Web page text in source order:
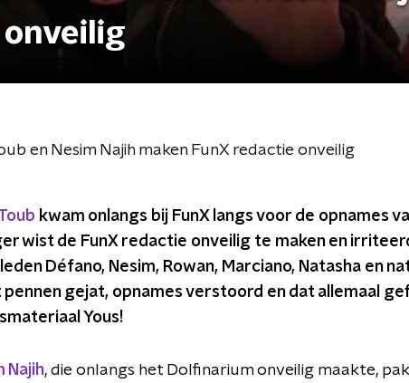
onveilig
en Nesim Najih maken FunX redactie onveilig
kwam onlangs bij FunX langs voor de opnames
wist de FunX redactie onveilig te maken en
Défano, Nesim, Rowan, Marciano, Natasha en
pennen gejat, opnames verstoord en dat allemaal
Yous!
Najih, die onlangs het Dolfinarium onveilig maakte,